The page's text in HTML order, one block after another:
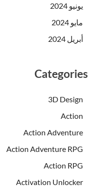
يونيو 2024
مايو 2024
أبريل 2024
Categories
3D Design
Action
Action Adventure
Action Adventure RPG
Action RPG
Activation Unlocker